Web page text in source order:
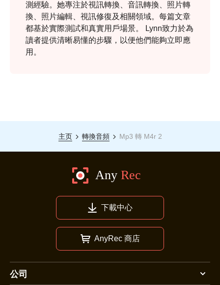
測經驗。她專注於視訊轉換、音訊轉換、照片轉
換、照片編輯、視訊修復及相關領域。每篇文章
都基於實際測試和真實用戶場景。 Lynn致力於為
讀者提供清晰易懂的步驟，以便他們能夠立即應
用。
主页 轉換音頻 Mp3 轉 M4r 2
下載中心
AnyRec 商店
公司